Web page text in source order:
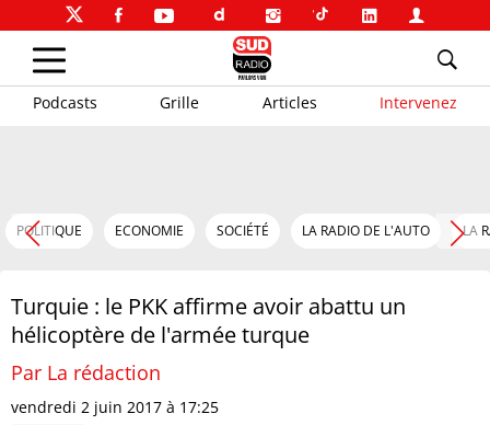
Podcasts Grille Articles Intervenez
POLITIQUE ECONOMIE SOCIÉTÉ LA RADIO DE L'AUTO LA
Turquie : le PKK affirme avoir abattu un
hélicoptère de l'armée turque
Par La rédaction
vendredi 2 juin 2017 à 17:25